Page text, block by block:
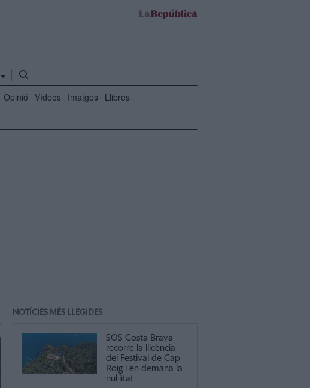
Opinió Vídeos Imatges Llibres
NOTÍCIES MÉS LLEGIDES
SOS Costa Brava
recorre la llicència
del Festival de Cap
Roig i en demana la
nul·litat